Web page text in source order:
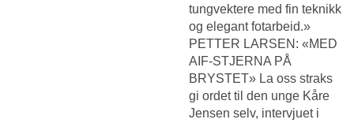
tungvektere med fin teknikk
og elegant fotarbeid.»
PETTER LARSEN: «MED
AIF-STJERNA PÅ
BRYSTET» La oss straks
gi ordet til den unge Kåre
Jensen selv, intervjuet i